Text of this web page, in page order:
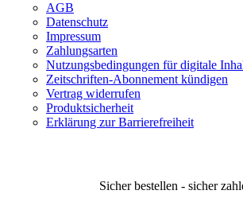
AGB
Datenschutz
Impressum
Zahlungsarten
Nutzungsbedingungen für digitale
Zeitschriften-Abonnement kündigen
Vertrag widerrufen
Produktsicherheit
Erklärung zur Barrierefreiheit
Sicher bestellen - sicher